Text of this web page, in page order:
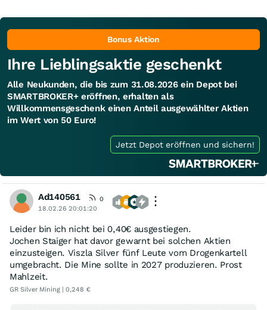
Bonus Aktion
Ihre Lieblingsaktie geschenkt
Alle Neukunden, die bis zum 31.08.2026 ein Depot bei
SMARTBROKER+ eröffnen, erhalten als
Willkommensgeschenk einen Anteil ausgewählter Aktien
im Wert von 50 Euro!
Jetzt Depot eröffnen und sichern!
Ad140561
0
18.02.26 20:01:20
Leider bin ich nicht bei 0,40€ ausgestiegen.
Jochen Staiger hat davor gewarnt bei solchen Aktien
einzusteigen. Viszla Silver fünf Leute vom Drogenkartell
umgebracht. Die Mine sollte in 2027 produzieren. Prost
Mahlzeit.
GR Silver Mining | 0,248 €